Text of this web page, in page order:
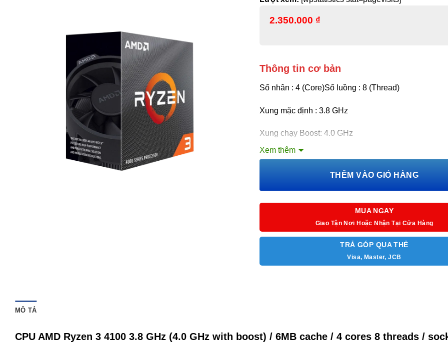
2.350.000 ₫
Thông tin cơ bản
Số nhân : 4 (Core)Số luồng : 8 (Thread)
Xung mặc định : 3.8 GHz
Xung chạy Boost: 4.0 GHz
Mức tiêu thụ điện năng TDP: 65 W
Xem thêm
THÊM VÀO GIỎ HÀNG
MUA NGAY
Giao Tận Nơi Hoặc Nhận Tại Cửa Hàng
TRẢ GÓP QUA THẺ
Visa, Master, JCB
MÔ TẢ
CPU AMD Ryzen 3 4100 3.8 GHz (4.0 GHz with boost) / 6MB cache / 4 cores 8 threads /